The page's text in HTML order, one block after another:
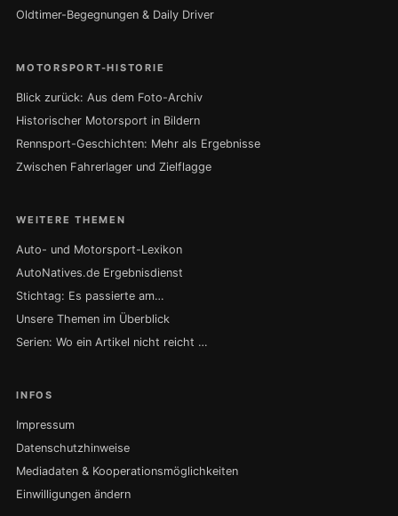
Oldtimer-Begegnungen & Daily Driver
MOTORSPORT-HISTORIE
Blick zurück: Aus dem Foto-Archiv
Historischer Motorsport in Bildern
Rennsport-Geschichten: Mehr als Ergebnisse
Zwischen Fahrerlager und Zielflagge
WEITERE THEMEN
Auto- und Motorsport-Lexikon
AutoNatives.de Ergebnisdienst
Stichtag: Es passierte am…
Unsere Themen im Überblick
Serien: Wo ein Artikel nicht reicht …
INFOS
Impressum
Datenschutzhinweise
Mediadaten & Kooperationsmöglichkeiten
Einwilligungen ändern